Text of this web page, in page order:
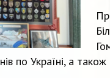
по Україні, а